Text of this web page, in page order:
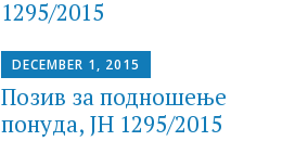
1295/2015
DECEMBER 1, 2015
Позив за подношење
понуда, JН 1295/2015